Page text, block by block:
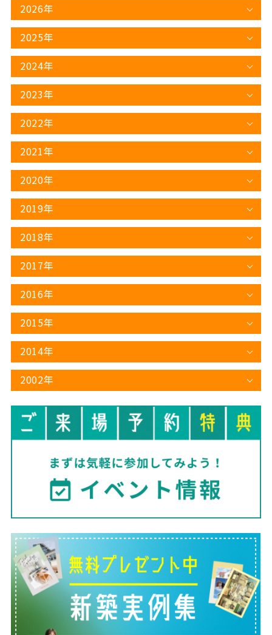
2026年
2025年
2024年
2023年
2022年
2021年
2020年
2019年
2018年
2017年
2016年
2015年
2014年
2002年